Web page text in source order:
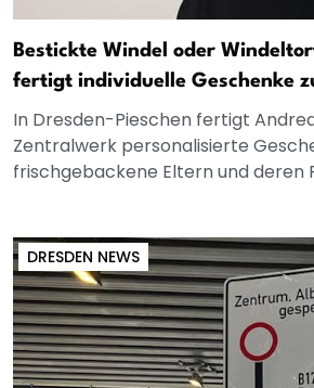
Bestickte Windel oder
fertigt individuelle Geschenke
In Dresden-Pieschen fertigt
Zentralwerk personalisierte
frischgebackene Eltern und deren
DRESDEN NEWS